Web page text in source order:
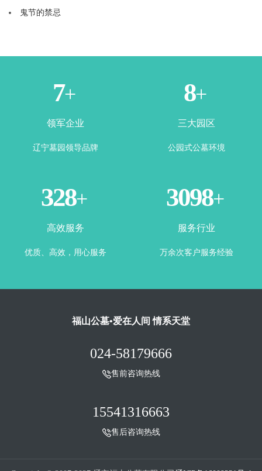
鬼节的禁忌
3+
领军企业
辽宁墓园领导品牌
5+
三大园区
公园式公墓环境
355+
高效服务
优质、高效，用心服务
3385+
服务行业
万余次客户服务经验
福山公墓•爱在人间 情系天堂
024-58179666
售前咨询热线
15541316663
售后咨询热线